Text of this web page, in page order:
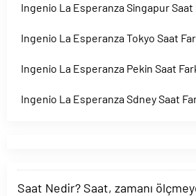
Ingenio La Esperanza Singapur Saat
Ingenio La Esperanza Tokyo Saat
Ingenio La Esperanza Pekin Saat
Ingenio La Esperanza Sdney Saat
Saat Nedir? Saat, zamanı